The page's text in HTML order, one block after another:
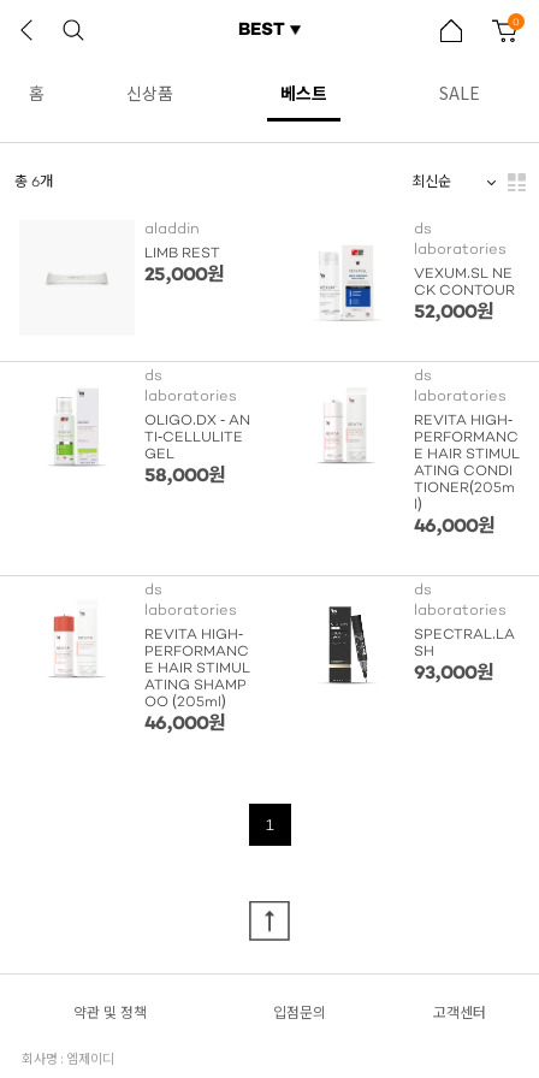
BEST 0
홈 신상품 베스트 SALE
총 6개
aladdin
LIMB REST
25,000원
ds
laboratories
VEXUM.SL NE
CK CONTOUR
52,000원
ds
laboratories
OLIGO.DX - AN
TI-CELLULITE
GEL
58,000원
ds
laboratories
REVITA HIGH-
PERFORMANC
E HAIR STIMUL
ATING CONDI
TIONER(205m
l)
46,000원
ds
laboratories
REVITA HIGH-
PERFORMANC
E HAIR STIMUL
ATING SHAMP
OO (205ml)
46,000원
ds
laboratories
SPECTRAL.LA
SH
93,000원
1
약관 및 정책 입점문의 고객센터
회사명 : 엠제이디